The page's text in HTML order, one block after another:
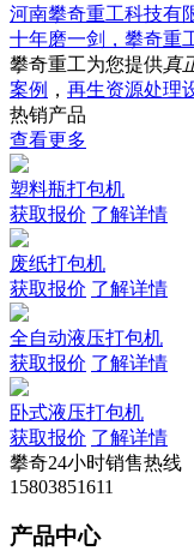
河南攀奇重工科技有
十年磨一剑，攀奇重
攀奇重工为您提供真
案例 ， 再生资源处理
热销产品
查看更多
塑料瓶打包机
获取报价 了解详情
废纸打包机
获取报价 了解详情
全自动液压打包机
获取报价 了解详情
卧式液压打包机
获取报价 了解详情
攀奇24小时销售热线
15803851611
产品中心